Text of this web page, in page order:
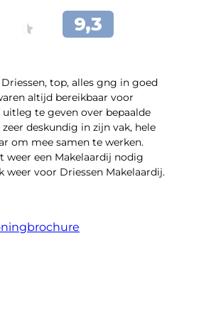
Driessen, top, alles gng in goed
altijd bereikbaar voor
uitleg te geven over bepaalde
zeer deskundig in zijn vak, hele
om mee samen te werken.
weer een Makelaardij nodig
weer voor Driessen Makelaardij.